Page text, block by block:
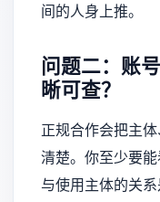
间的人身上推。
问题二：账
晰可查？
正规合作会把主
清楚。你至少要
与使用主体的关